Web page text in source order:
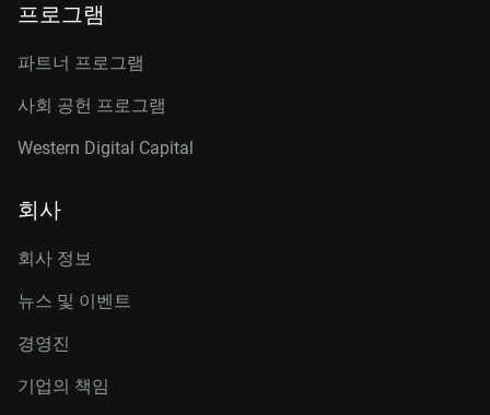
프로그램
파트너 프로그램
사회 공헌 프로그램
Western Digital Capital
회사
회사 정보
뉴스 및 이벤트
경영진
기업의 책임